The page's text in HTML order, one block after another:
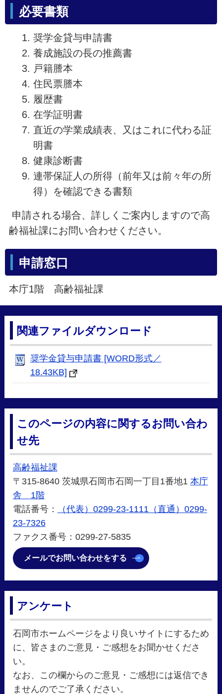
必要書類
奨学金貸与申請書
養成施設の長の推薦書
戸籍謄本
住民票謄本
履歴書
在学証明書
直近の学業成績表、又はこれに代わる証
明書
健康診断書
連帯保証人の所得（前年又は前々年の所
得）を確認できる書類
申請される場合、詳しくご案内しますので高
齢福祉課にお問い合わせください。
申請窓口
本庁1階 高齢福祉課
関連ファイルダウンロード
奨学金貸与申請書 [WORD形式／
18.43KB]
このページの内容に関するお問い合わ
せ先
高齢福祉課
〒315-8640 茨城県石岡市石岡一丁目1番地1 本庁
舎 1階
電話番号：
（代表）0299-23-1111（直通）0299-
23-7326
ファクス番号：0299-27-5835
メールでお問い合わせをする
アンケート
石岡市ホームページをより良いサイトにするため
に、皆さまのご意見・ご感想をお聞かせくださ
い。
なお、この欄からのご意見・ご感想には返信でき
ませんのでご了承ください。